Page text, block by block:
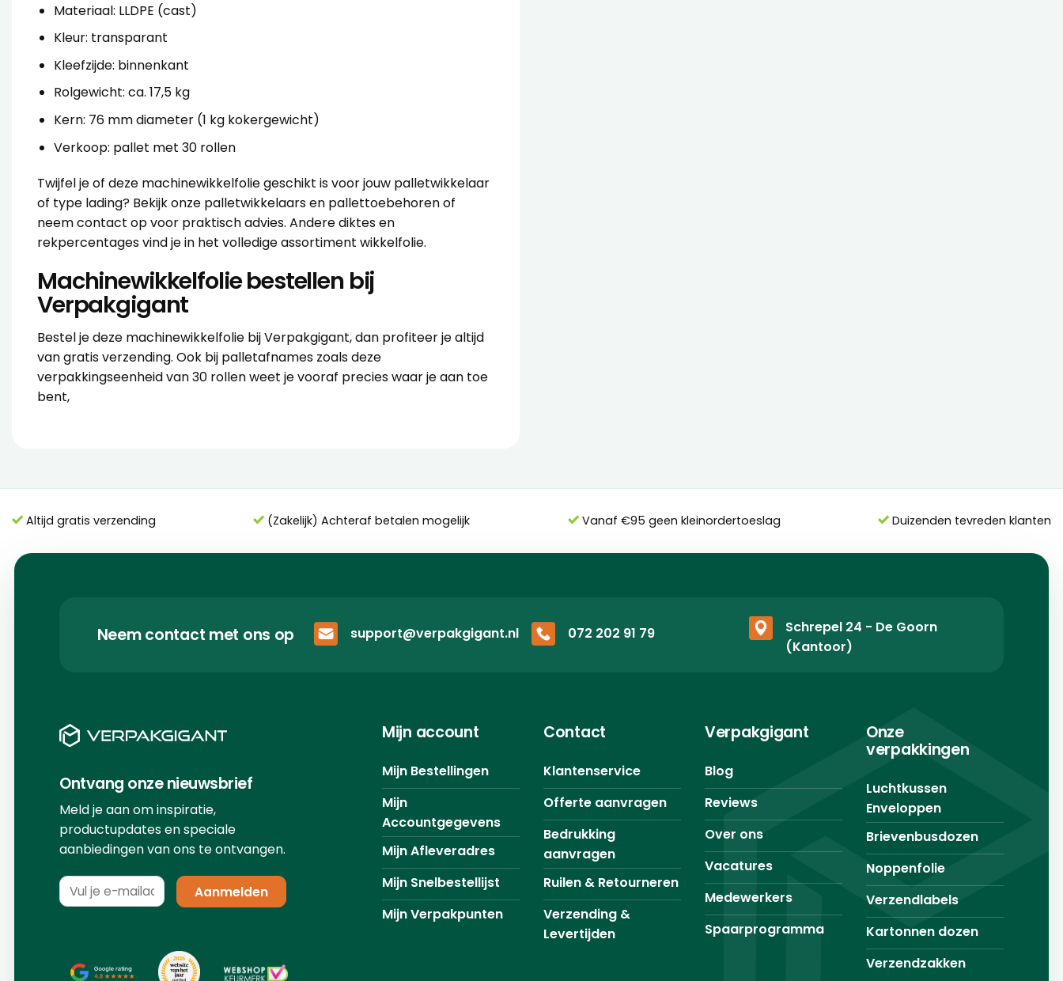
Materiaal: LLDPE (cast)
Kleur: transparant
Kleefzijde: binnenkant
Rolgewicht: ca. 17,5 kg
Kern: 76 mm diameter (1 kg kokergewicht)
Verkoop: pallet met 30 rollen
Twijfel je of deze machinewikkelfolie geschikt is voor jouw palletwikkelaar
of type lading? Bekijk onze palletwikkelaarsen pallettoebehorenof
neem contact op voor praktisch advies. Andere diktes en
rekpercentages vind je in het volledige assortimentwikkelfolie.
Machinewikkelfolie bestellen bij
Verpakgigant
Bestel je deze machinewikkelfolie bij Verpakgigant, dan profiteer je altijd
van gratis verzending. Ook bij palletafnames zoals deze
verpakkingseenheid van 30 rollen weet je vooraf precies waar je aan toe
bent,
Altijd gratis verzending (Zakelijk) Achteraf betalen mogelijk Vanaf €95 geen kleinordertoeslag Duizenden tevreden klanten
Neem contact met ons op support@verpakgigant.nl 072 202 91 79
Schrepel 24 - De Goorn
(Kantoor)
Ontvang onze nieuwsbrief
Meld je aan om inspiratie,
productupdates en speciale
aanbiedingen van ons te ontvangen.
Mijn account
Mijn Bestellingen
Mijn
Accountgegevens
Mijn Afleveradres
Mijn Snelbestellijst
Mijn Verpakpunten
Contact
Klantenservice
Offerte aanvragen
Bedrukking
aanvragen
Ruilen & Retourneren
Verzending &
Levertijden
Verpakgigant
Blog
Reviews
Over ons
Vacatures
Medewerkers
Spaarprogramma
Onze
verpakkingen
Luchtkussen
Enveloppen
Brievenbusdozen
Noppenfolie
Verzendlabels
Kartonnen dozen
Verzendzakken